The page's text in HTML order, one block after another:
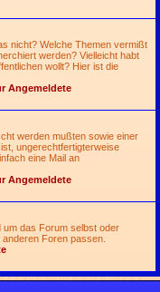
nicht? Welche Themen vermißt
werden? Vielleicht habt
wollt? Hier ist die
Angemeldete
werden mußten sowie einer
ungerechtfertigterweise
eine Mail an
Angemeldete
um das Forum selbst oder
Foren passen.